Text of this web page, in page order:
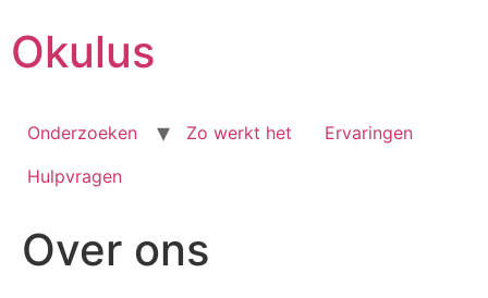
to
content
Okulus
Onderzoeken Zo werkt het
Ervaringen
Hulpvragen
Over ons